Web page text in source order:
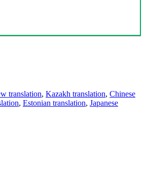
translation, Kazakh translation, Chinese
, Estonian translation, Japanese